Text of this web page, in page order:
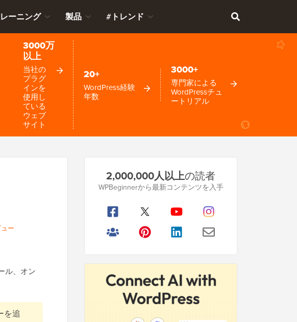
レーニング 製品 #トレンド
3000万
以上
当社の
プラグ
インを
使用し
ている
ウェブ
サイト
20+
WordPress経験
年数
3000+
専門家による
WordPressチュ
ートリアル
ー
ル、オン
を追
サ
2,000,000人以上の読者
WPBeginnerから最新コンテンツを入手